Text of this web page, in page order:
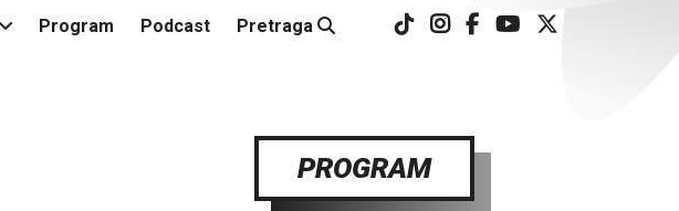
Program Podcast Pretraga
PROGRAM